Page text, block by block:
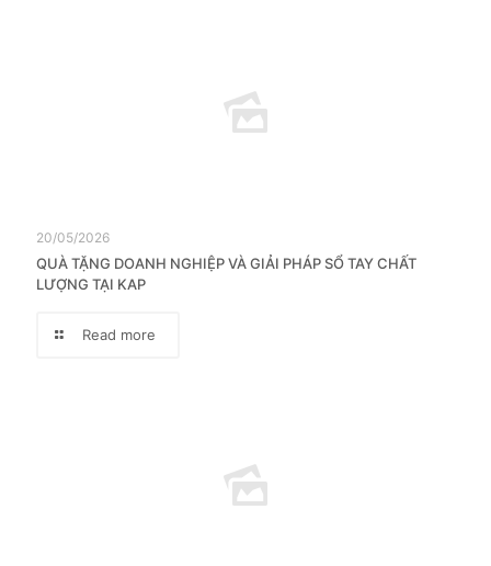
20/05/2026
QUÀ TẶNG DOANH NGHIỆP VÀ GIẢI PHÁP SỔ TAY CHẤT
LƯỢNG TẠI KAP
Read more